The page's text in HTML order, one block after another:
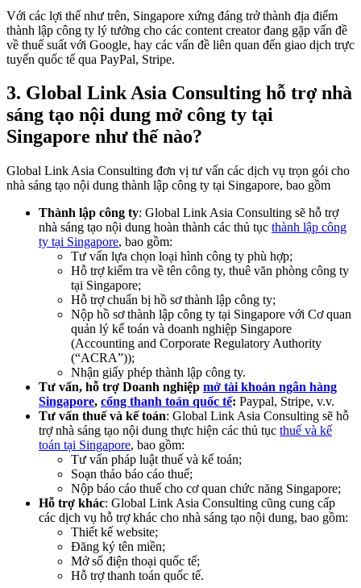
Với các lợi thế như trên, Singapore xứng đáng trở thành địa điểm
thành lập công ty lý tưởng cho các content creator đang gặp vấn đề
về thuế suất với Google, hay các vấn đề liên quan đến giao dịch trực
tuyến quốc tế qua PayPal, Stripe.
3. Global Link Asia Consulting hỗ trợ nhà
sáng tạo nội dung mở công ty tại
Singapore như thế nào?
Global Link Asia Consulting đơn vị tư vấn các dịch vụ trọn gói cho
nhà sáng tạo nội dung thành lập công ty tại Singapore, bao gồm
Thành lập công ty: Global Link Asia Consulting sẽ hỗ trợ
nhà sáng tạo nội dung hoàn thành các thủ tục thành lập công
ty tại Singapore, bao gồm:
Tư vấn lựa chọn loại hình công ty phù hợp;
Hỗ trợ kiểm tra về tên công ty, thuê văn phòng công ty
tại Singapore;
Hỗ trợ chuẩn bị hồ sơ thành lập công ty;
Nộp hồ sơ thành lập công ty tại Singapore với Cơ quan
quản lý kế toán và doanh nghiệp Singapore
(Accounting and Corporate Regulatory Authority
(“ACRA”));
Nhận giấy phép thành lập công ty.
Tư vấn, hỗ trợ Doanh nghiệp mở tài khoản ngân hàng
Singapore, cổng thanh toán quốc tế: Paypal, Stripe, v.v.
Tư vấn thuế và kế toán: Global Link Asia Consulting sẽ hỗ
trợ nhà sáng tạo nội dung thực hiện các thủ tục thuế và kế
toán tại Singapore, bao gồm:
Tư vấn pháp luật thuế và kế toán;
Soạn thảo báo cáo thuế;
Nộp báo cáo thuế cho cơ quan chức năng Singapore;
Hỗ trợ khác: Global Link Asia Consulting cũng cung cấp
các dịch vụ hỗ trợ khác cho nhà sáng tạo nội dung, bao gồm:
Thiết kế website;
Đăng ký tên miền;
Mở số điện thoại quốc tế;
Hỗ trợ thanh toán quốc tế.